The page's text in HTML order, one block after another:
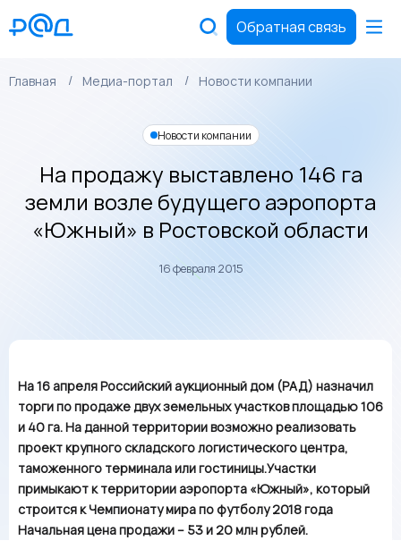
Обратная связь
Главная Медиа-портал Новости компании
Новости компании
На продажу выставлено 146 га
земли возле будущего аэропорта
«Южный» в Ростовской области
16 февраля 2015
На 16 апреля Российский аукционный дом (РАД) назначил
торги по продаже двух земельных участков площадью 106
и 40 га. На данной территории возможно реализовать
проект крупного складского логистического центра,
таможенного терминала или гостиницы.Участки
примыкают к территории аэропорта «Южный», который
строится к Чемпионату мира по футболу 2018 года
Начальная цена продажи – 53 и 20 млн рублей.